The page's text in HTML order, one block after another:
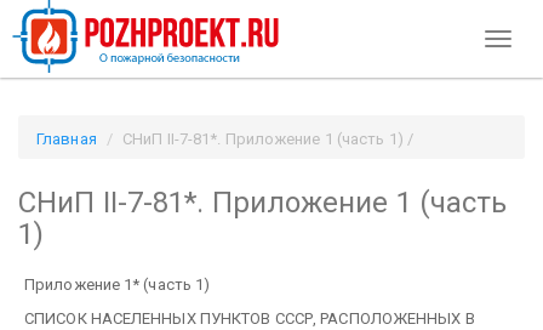
Главная
СНиП II-7-81*. Приложение 1 (часть 1) /
СНиП II-7-81*. Приложение 1 (часть
1)
Приложение 1* (часть 1)
СПИСОК НАСЕЛЕННЫХ ПУНКТОВ СССР, РАСПОЛОЖЕННЫХ В